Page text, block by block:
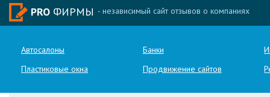
PRO ФИРМЫ - независимый сайт отзывов о компаниях
Автосалоны Банки
Пластиковые окна
Продвижение сайтов